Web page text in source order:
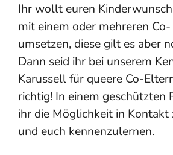
Ihr wollt euren
mit einem oder mehreren
umsetzen, diese gilt es aber
Dann seid ihr bei unserem
Karussell für queere Co-
richtig! In einem geschützten
ihr die Möglichkeit in Kontakt
und euch kennenzulernen.